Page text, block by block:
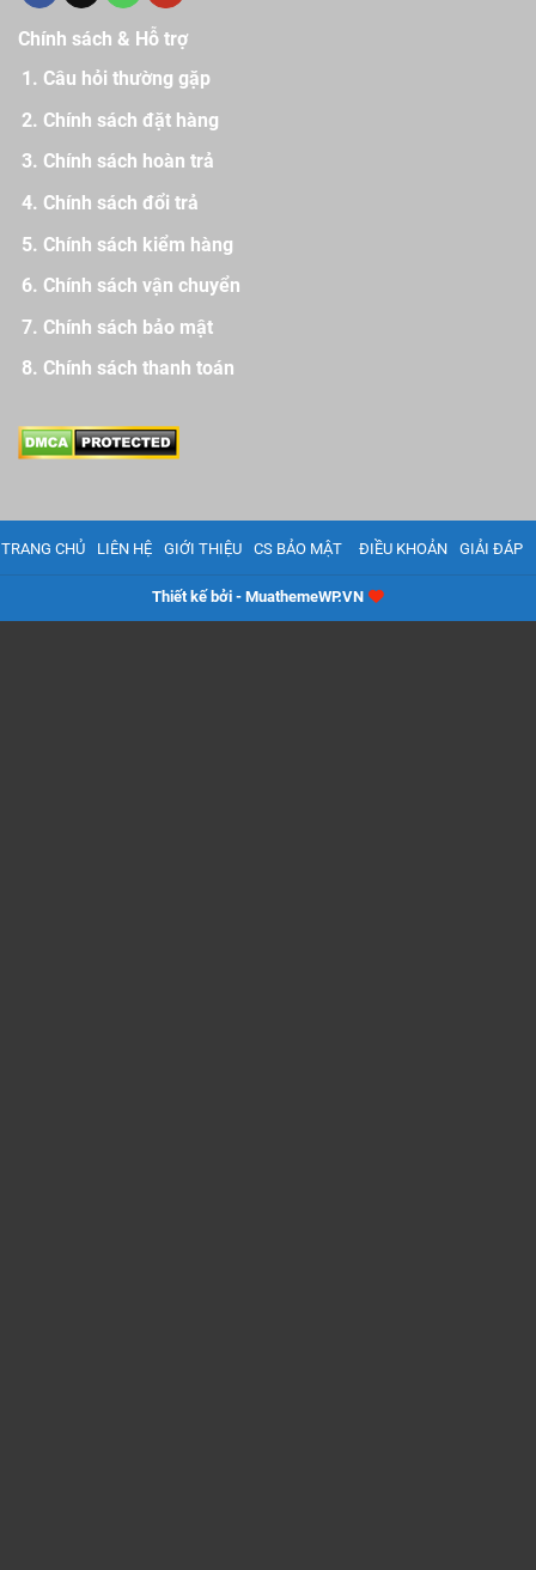
Chính sách & Hỗ trợ
Câu hỏi thường gặp
Chính sách đặt hàng
Chính sách hoàn trả
Chính sách đổi trả
Chính sách kiểm hàng
Chính sách vận chuyển
Chính sách bảo mật
Chính sách thanh toán
TRANG CHỦ LIÊN HỆ GIỚI THIỆU CS BẢO MẬT ĐIỀU KHOẢN GIẢI ĐÁP
Thiết kế bởi - MuathemeWP.VN